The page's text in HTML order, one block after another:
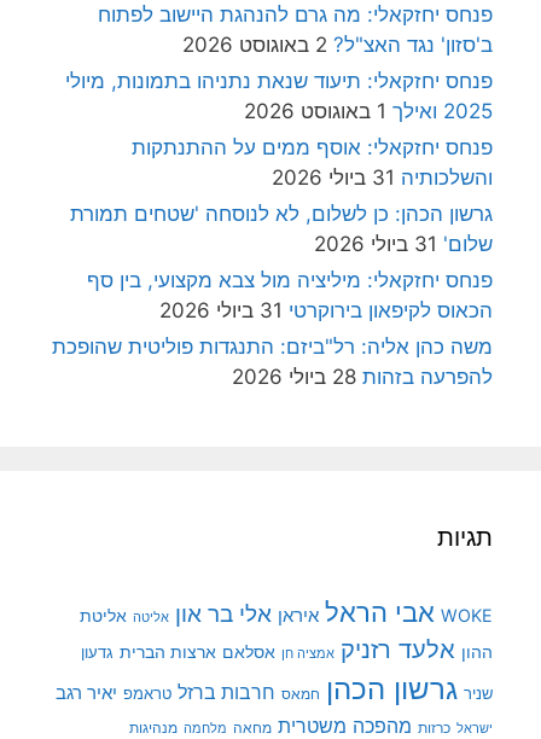
פנחס יחזקאלי: מה גרם להנהגת היישוב לפתוח
ב'סזון' נגד האצ"ל? 2 באוגוסט 2026
פנחס יחזקאלי: תיעוד שנאת נתניהו בתמונות, מיולי
2025 ואילך
1 באוגוסט 2026
פנחס יחזקאלי: אוסף ממים על ההתנתקות
והשלכותיה 31 ביולי 2026
גרשון הכהן: כן לשלום, לא לנוסחה 'שטחים תמורת
שלום' 31 ביולי 2026
פנחס יחזקאלי: מיליציה מול צבא מקצועי, בין סף
הכאוס לקיפאון בירוקרטי 31 ביולי 2026
משה כהן אליה: רל"ביזם: התנגדות פוליטית שהופכת
להפרעה בזהות 28 ביולי 2026
תגיות
WOKE אבי הראל איראן אלי בר און אליטה אליטת
ההון אלעד רזניק אמציה חן אסלאם ארצות הברית גדעון
שניר גרשון הכהן חמאס חרבות ברזל טראמפ יאיר רגב
ישראל כרזות מהפכה משטרית מחאה מלחמה מנהיגות